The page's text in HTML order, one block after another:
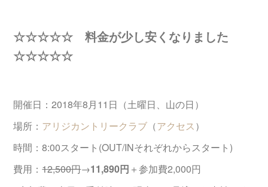
☆☆☆☆☆ 料金が少し安くなりました
☆☆☆☆☆
開催日：2018年8月11日（土曜日、山の日）
場所： アリジカントリークラブ （アクセス）
時間：8:00スタート(OUT/INそれぞれからスタート)
費用：12,500円→11,890円 ＋参加費2,000円